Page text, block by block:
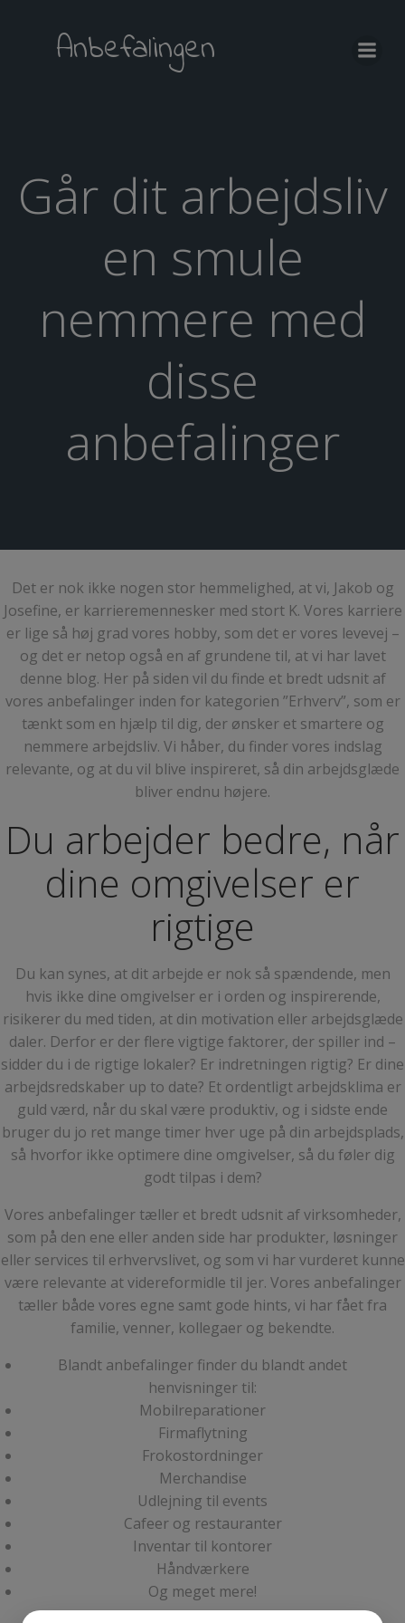
indhold
Anbefalingen
Går dit arbejdsliv
en smule
nemmere med
disse
anbefalinger
Det er nok ikke nogen stor hemmelighed, at vi, Jakob og
Josefine, er karrieremennesker med stort K. Vores karriere
er lige så høj grad vores hobby, som det er vores levevej –
og det er netop også en af grundene til, at vi har lavet
denne blog. Her på siden vil du finde et bredt udsnit af
vores anbefalinger inden for kategorien ”Erhverv”, som er
tænkt som en hjælp til dig, der ønsker et smartere og
nemmere arbejdsliv. Vi håber, du finder vores indslag
relevante, og at du vil blive inspireret, så din arbejdsglæde
bliver endnu højere.
Du arbejder bedre, når
dine omgivelser er
rigtige
Du kan synes, at dit arbejde er nok så spændende, men
hvis ikke dine omgivelser er i orden og inspirerende,
risikerer du med tiden, at din motivation eller arbejdsglæde
daler. Derfor er der flere vigtige faktorer, der spiller ind –
sidder du i de rigtige lokaler? Er indretningen rigtig? Er dine
arbejdsredskaber up to date? Et ordentligt arbejdsklima er
guld værd, når du skal være produktiv, og i sidste ende
bruger du jo ret mange timer hver uge på din arbejdsplads,
så hvorfor ikke optimere dine omgivelser, så du føler dig
godt tilpas i dem?
Vores anbefalinger tæller et bredt udsnit af virksomheder,
som på den ene eller anden side har produkter, løsninger
eller services til erhvervslivet, og som vi har vurderet kunne
være relevante at videreformidle til jer. Vores anbefalinger
tæller både vores egne samt gode hints, vi har fået fra
familie, venner, kollegaer og bekendte.
Blandt anbefalinger finder du blandt andet
henvisninger til:
Mobilreparationer
Firmaflytning
Frokostordninger
Merchandise
Udlejning til events
Cafeer og restauranter
Inventar til kontorer
Håndværkere
Og meget mere!